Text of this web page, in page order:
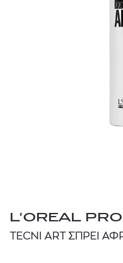
L'OREAL
TECNI ART ΣΠΡΕΙ